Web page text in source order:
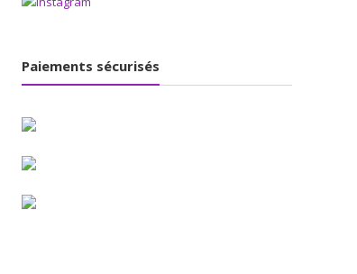
Paiements sécurisés